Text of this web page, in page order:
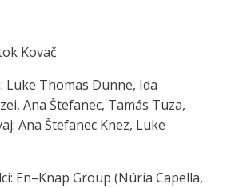
Kovač
Luke Thomas Dunne, Ida
Ana Štefanec, Tamás Tuza,
Ana Štefanec Knez, Luke
En–Knap Group (Núria Capella,